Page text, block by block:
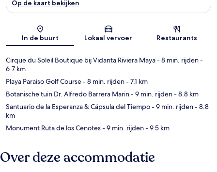
Op de kaart bekijken
In de buurt Lokaal vervoer Restaurants
Cirque du Soleil Boutique bij Vidanta Riviera Maya- 8 min. rijden-
6.7 km
Playa Paraiso Golf Course- 8 min. rijden- 7.1 km
Botanische tuin Dr. Alfredo Barrera Marin- 9 min. rijden- 8.8 km
Santuario de la Esperanza & Cápsula del Tiempo- 9 min. rijden- 8.8
km
Monument Ruta de los Cenotes- 9 min. rijden- 9.5 km
Over deze accommodatie